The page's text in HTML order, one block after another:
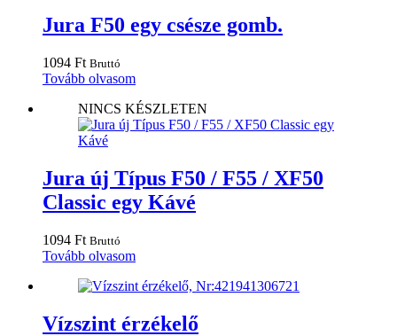
Jura F50 egy csésze gomb.
1094 Ft Bruttó
Tovább olvasom
NINCS KÉSZLETEN
Jura új Típus F50 / F55 / XF50
Classic egy Kávé
1094 Ft Bruttó
Tovább olvasom
Vízszint érzékelő